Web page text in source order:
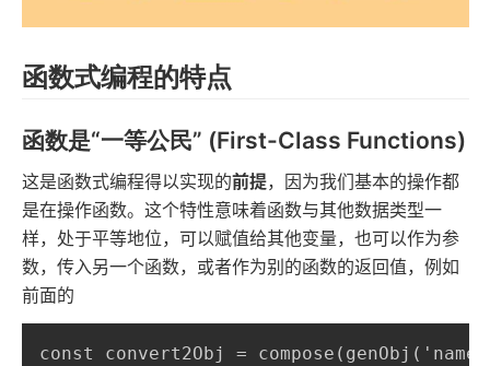
函数式编程的特点
函数是“一等公民” (First-Class Functions)
这是函数式编程得以实现的前提，因为我们基本的操作都
是在操作函数。这个特性意味着函数与其他数据类型一
样，处于平等地位，可以赋值给其他变量，也可以作为参
数，传入另一个函数，或者作为别的函数的返回值，例如
前面的
const convert2Obj =